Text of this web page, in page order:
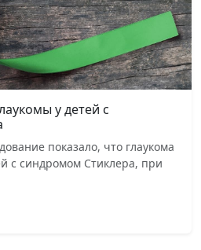
у детей с
показало, что глаукома
с синдромом Стиклера, при